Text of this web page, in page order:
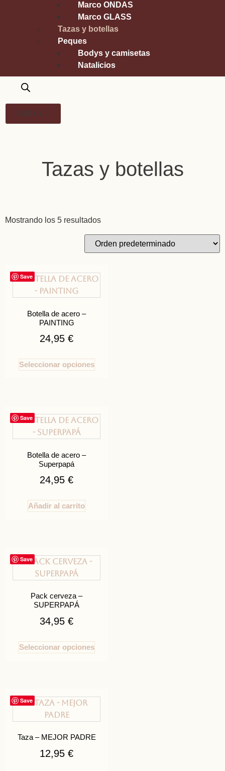
Marco ONDAS
Marco GLASS
Tazas y botellas
Peques
Bodys y camisetas
Natalicios
0,00 € 0
Tazas y botellas
Mostrando los 5 resultados
Save
Botella de acero –
PAINTING
24,95€
Seleccionar opciones
Save
Botella de acero –
Superpapá
24,95€
Añadir al carrito
Save
Pack cerveza –
SUPERPAPÁ
34,95€
Seleccionar opciones
Save
Taza – MEJOR PADRE
12,95€